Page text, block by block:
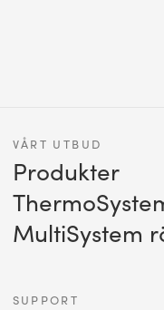
VÅRT UTBUD
Produkter
MultiSystem
SUPPORT